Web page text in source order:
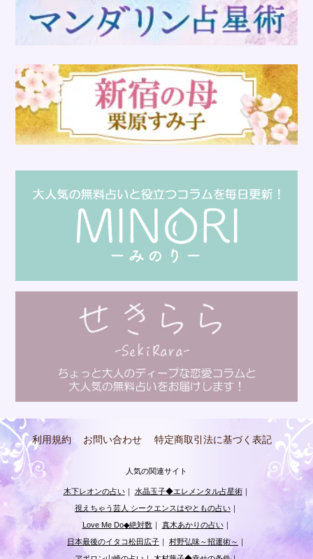
利用規約 お問い合わせ 特定商取引法に基づく表記
人気の関連サイト
木下レオンの占い｜ 水晶玉子◆エレメンタル占星術｜
視えちゃう芸人 シークエンスはやともの占い
Love Me Do◆絶対数｜ 真木あかりの占い｜
日本最後のイタコ松田広子
村野弘味～招運術～